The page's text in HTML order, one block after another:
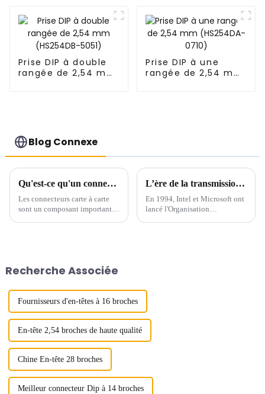
Prise DIP à double
rangée de 2,54 mm
Prise DIP à une
rangée de 2,54 mm
Blog Connexe
Qu'est-ce qu'un connecteur carte à carte ?
Les connecteurs carte à carte
sont un composant important
connecteurs carte à carte sont
L’ère de la transmission à grande vitesse arrive – USB 4.0
En 1994, Intel et Microsoft ont
lancé l'Organisation
Recherche Associée
Fournisseurs d'en-têtes à 16 broches
En-tête 2,54 broches de haute qualité
Chine En-tête 28 broches
Meilleur connecteur Dip à 14 broches